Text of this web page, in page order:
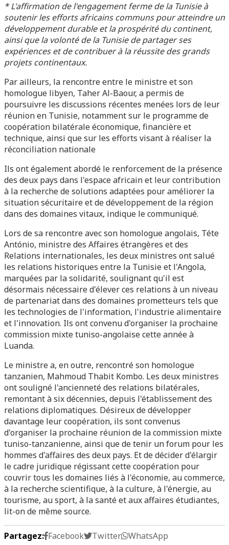
* L'affirmation de l'engagement ferme de la Tunisie à
soutenir les efforts africains communs pour atteindre un
développement durable et la prospérité du continent,
ainsi que la volonté de la Tunisie de partager ses
expériences et de contribuer à la réussite des grands
projets continentaux.
Par ailleurs, la rencontre entre le ministre et son
homologue libyen, Taher Al-Baour, a permis de
poursuivre les discussions récentes menées lors de leur
réunion en Tunisie, notamment sur le programme de
coopération bilatérale économique, financière et
technique, ainsi que sur les efforts visant à réaliser la
réconciliation nationale
Ils ont également abordé le renforcement de la présence
des deux pays dans l'espace africain et leur contribution
à la recherche de solutions adaptées pour améliorer la
situation sécuritaire et de développement de la région
dans des domaines vitaux, indique le communiqué.
Lors de sa rencontre avec son homologue angolais, Téte
António, ministre des Affaires étrangères et des
Relations internationales, les deux ministres ont salué
les relations historiques entre la Tunisie et l'Angola,
marquées par la solidarité, soulignant qu'il est
désormais nécessaire d'élever ces relations à un niveau
de partenariat dans des domaines prometteurs tels que
les technologies de l'information, l'industrie alimentaire
et l'innovation. Ils ont convenu d'organiser la prochaine
commission mixte tuniso-angolaise cette année à
Luanda.
Le ministre a, en outre, rencontré son homologue
tanzanien, Mahmoud Thabit Kombo. Les deux ministres
ont souligné l'ancienneté des relations bilatérales,
remontant à six décennies, depuis l'établissement des
relations diplomatiques. Désireux de développer
davantage leur coopération, ils sont convenus
d'organiser la prochaine réunion de la commission mixte
tuniso-tanzanienne, ainsi que de tenir un forum pour les
hommes d'affaires des deux pays. Et de décider d'élargir
le cadre juridique régissant cette coopération pour
couvrir tous les domaines liés à l'économie, au commerce,
à la recherche scientifique, à la culture, à l'énergie, au
tourisme, au sport, à la santé et aux affaires étudiantes,
lit-on de même source.
Partagez: Facebook Twitter WhatsApp